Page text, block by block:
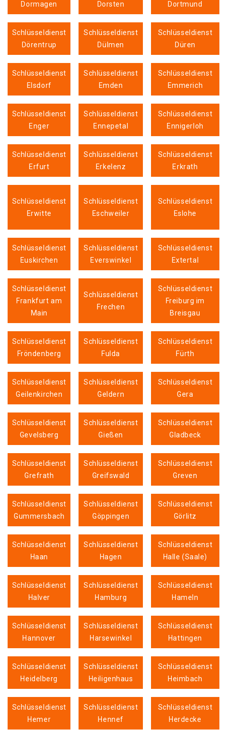
Dormagen
Dorsten
Dortmund
Schlüsseldienst
Dörentrup
Schlüsseldienst
Dülmen
Schlüsseldienst
Düren
Schlüsseldienst
Elsdorf
Schlüsseldienst
Emden
Schlüsseldienst
Emmerich
Schlüsseldienst
Enger
Schlüsseldienst
Ennepetal
Schlüsseldienst
Ennigerloh
Schlüsseldienst
Erfurt
Schlüsseldienst
Erkelenz
Schlüsseldienst
Erkrath
Schlüsseldienst
Erwitte
Schlüsseldienst
Eschweiler
Schlüsseldienst
Eslohe
Schlüsseldienst
Euskirchen
Schlüsseldienst
Everswinkel
Schlüsseldienst
Extertal
Schlüsseldienst
Frankfurt am
Main
Schlüsseldienst
Frechen
Schlüsseldienst
Freiburg im
Breisgau
Schlüsseldienst
Fröndenberg
Schlüsseldienst
Fulda
Schlüsseldienst
Fürth
Schlüsseldienst
Geilenkirchen
Schlüsseldienst
Geldern
Schlüsseldienst
Gera
Schlüsseldienst
Gevelsberg
Schlüsseldienst
Gießen
Schlüsseldienst
Gladbeck
Schlüsseldienst
Grefrath
Schlüsseldienst
Greifswald
Schlüsseldienst
Greven
Schlüsseldienst
Gummersbach
Schlüsseldienst
Göppingen
Schlüsseldienst
Görlitz
Schlüsseldienst
Haan
Schlüsseldienst
Hagen
Schlüsseldienst
Halle (Saale)
Schlüsseldienst
Halver
Schlüsseldienst
Hamburg
Schlüsseldienst
Hameln
Schlüsseldienst
Hannover
Schlüsseldienst
Harsewinkel
Schlüsseldienst
Hattingen
Schlüsseldienst
Heidelberg
Schlüsseldienst
Heiligenhaus
Schlüsseldienst
Heimbach
Schlüsseldienst
Hemer
Schlüsseldienst
Hennef
Schlüsseldienst
Herdecke